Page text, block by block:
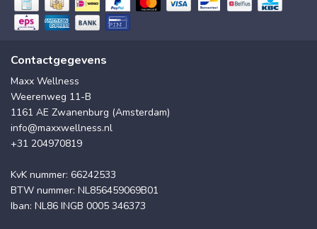
Contactgegevens
Maxx Wellness
Weerenweg 11-B
1161 AE Zwanenburg (Amsterdam)
info@maxxwellness.nl
+31 204970819
KvK nummer: 66242533
BTW nummer: NL856459069B01
Iban: NL86 INGB 0005 346373